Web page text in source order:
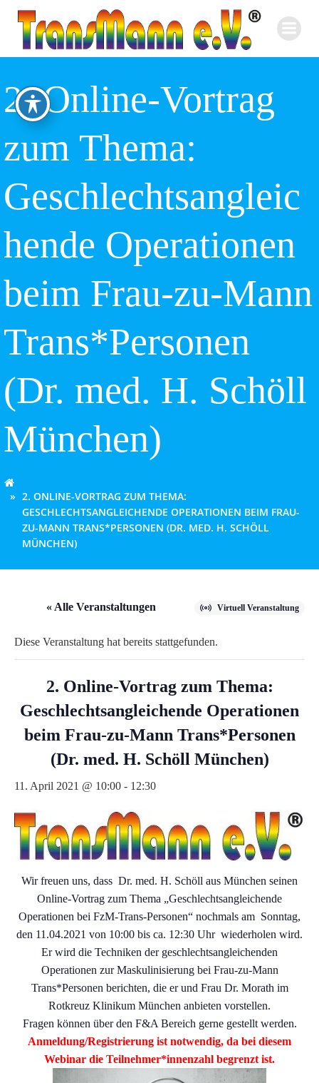
Inhalt
springen
2. Online-Vortrag
zum Thema:
Geschlechtsangleic
hende Operationen
beim Frau-zu-Mann
Trans*Personen
(Dr. med. H. Schöll
München)
2. ONLINE-VORTRAG ZUM THEMA:
GESCHLECHTSANGLEICHENDE OPERATIONEN BEIM FRAU-
ZU-MANN TRANS*PERSONEN (DR. MED. H. SCHÖLL
MÜNCHEN)
« Alle Veranstaltungen Virtuell Veranstaltung
Diese Veranstaltung hat bereits stattgefunden.
2. Online-Vortrag zum Thema:
Geschlechtsangleichende Operationen
beim Frau-zu-Mann Trans*Personen
(Dr. med. H. Schöll München)
11. April 2021 @ 10:00 - 12:30
Wir freuen uns, dass Dr. med. H. Schöll aus München seinen
Online-Vortrag zum Thema „Geschlechtsangleichende
Operationen bei FzM-Trans-Personen“ nochmals am Sonntag,
den 11.04.2021 von 10:00 bis ca. 12:30 Uhr wiederholen wird.
Er wird die Techniken der geschlechtsangleichenden
Operationen zur Maskulinisierung bei Frau-zu-Mann
Trans*Personen berichten, die er und Frau Dr. Morath im
Rotkreuz Klinikum München anbieten vorstellen.
Fragen können über den F&A Bereich gerne gestellt werden.
Anmeldung/Registrierung ist notwendig, da bei diesem
Webinar die Teilnehmer*innenzahl begrenzt ist.